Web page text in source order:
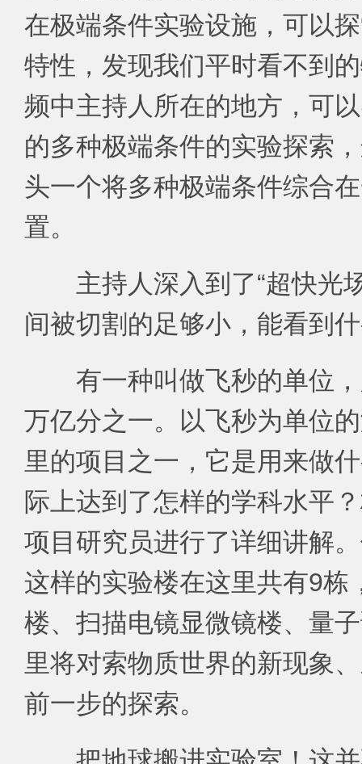
在极端条件实验设施，可以
特性，发现我们平时看不到
频中主持人所在的地方，可
的多种极端条件的实验探索
头一个将多种极端条件综合
置。
主持人深入到了“超快光
间被切割的足够小，能看到
有一种叫做飞秒的单位
万亿分之一。以飞秒为单位
里的项目之一，它是用来做
际上达到了怎样的学科水平
项目研究员进行了详细讲解
这样的实验楼在这里共有9栋
楼、扫描电镜显微镜楼、量
里将对索物质世界的新现象
前一步的探索。